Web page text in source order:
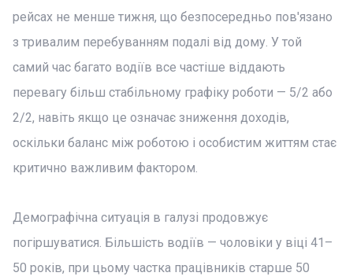
рейсах не менше тижня, що безпосередньо пов'язано
з тривалим перебуванням подалі від дому. У той
самий час багато водіїв все частіше віддають
перевагу більш стабільному графіку роботи — 5/2 або
2/2, навіть якщо це означає зниження доходів,
оскільки баланс між роботою і особистим життям стає
критично важливим фактором.
Демографічна ситуація в галузі продовжує
погіршуватися. Більшість водіїв — чоловіки у віці 41–
50 років, при цьому частка працівників старше 50